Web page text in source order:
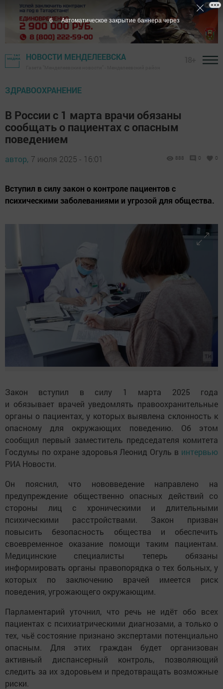
НОВОСТИ МЕНДЕЛЕЕВСКА
ЗДРАВООХРАНЕНИЕ
В России с 1 марта врачи обязаны
сообщать о пациентах с опасным
поведением
автор, 7 июля 2025 - 16:01 888 0 0
Вступил в силу закон о контроле пациентов с
психическими заболеваниями и угрозой для общества.
Закон вступил в силу 1 марта 2025 года
и обязывает врачей уведомлять правоохранительные
органы о пациентах, у которых выявлена склонность к
опасному для окружающих поведению. Об этом
сообщил первый заместитель председателя комитета
Госдумы по охране здоровья Леонид Огуль в интервью
РИА Новости.
Он пояснил, что нововведение направлено на
предупреждение общественно опасных действий со
стороны лиц с хроническими и длительными
психическими расстройствами. Закон призван
повысить безопасность общества и обеспечить
своевременное оказание помощи таким пациентам.
Медицинские специалисты теперь обязаны
информировать органы правопорядка о тех больных, у
которых по заключению врачей имеется риск
поведения, угрожающего окружающим.
Парламентарий уточнил, что речь не идёт обо всех
пациентах с психиатрическими диагнозами, а только о
тех, чьё состояние признано экспертами потенциально
опасным. Для этих граждан будет организован
активный диспансерный контроль, позволяющий
следить за их здоровьем и предотвращать возможные
риски.
5 Автоматическое закрытие баннера через